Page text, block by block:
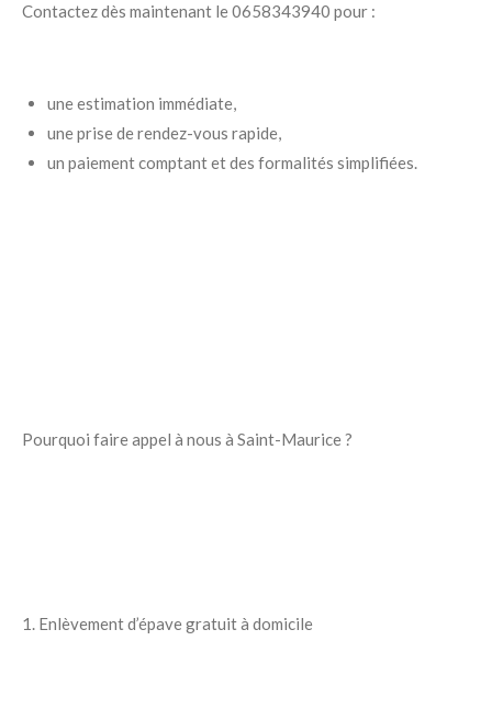
Contactez dès maintenant le 0658343940 pour :
une estimation immédiate,
une prise de rendez-vous rapide,
un paiement comptant et des formalités simplifiées.
Pourquoi faire appel à nous à Saint-Maurice ?
1. Enlèvement d’épave gratuit à domicile